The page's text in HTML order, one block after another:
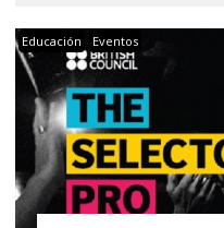
Educación Eventos